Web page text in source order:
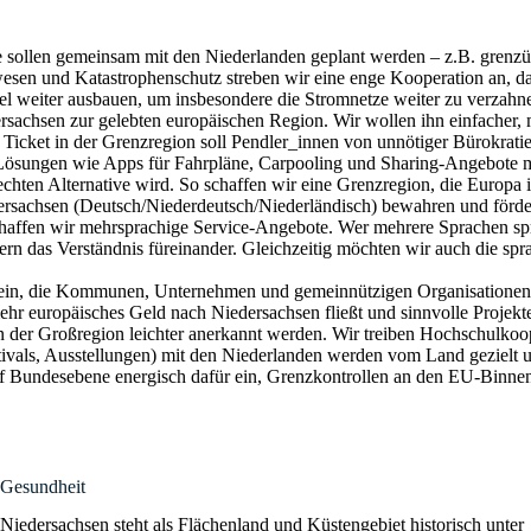
gemeinsam mit den Niederlanden geplant werden – z.B.
und Katastrophenschutz streben wir eine enge Kooperation
ausbauen, um insbesondere die Stromnetze weiter zu
zur gelebten europäischen Region. Wir wollen ihn
in der Grenzregion soll Pendler_innen von unnötiger
wie Apps für Fahrpläne, Carpooling und Sharing-
Alternative wird. So schaffen wir eine Grenzregion, die Europa
(Deutsch/Niederdeutsch/Niederländisch) bewahren und
wir mehrsprachige Service-Angebote. Wer mehrere Sprachen
das Verständnis füreinander. Gleichzeitig möchten wir auch die
die Kommunen, Unternehmen und gemeinnützigen
europäisches Geld nach Niedersachsen fließt und sinnvolle
Großregion leichter anerkannt werden. Wir treiben
Ausstellungen) mit den Niederlanden werden vom Land gezielt
Bundesebene energisch dafür ein, Grenzkontrollen an den EU-
Gesundheit
Niedersachsen steht als Flächenland und Küstengebiet historisch unter